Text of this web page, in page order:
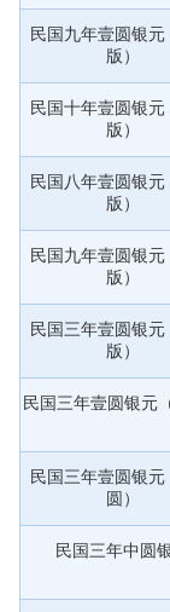
民国九年壹圆银元
版）
民国十年壹圆银元
版）
民国八年壹圆银元
版）
民国九年壹圆银元
版）
民国三年壹圆银元
版）
民国三年壹圆银元
民国三年壹圆银元
圆）
民国三年中圆